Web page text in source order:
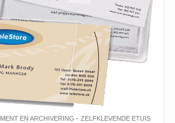
EN ARCHIVERING ZELFKLEVENDE ETUIS